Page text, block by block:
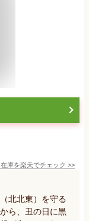
庫を楽天でチェック >>
北北東）を守る
ら、丑の日に黒